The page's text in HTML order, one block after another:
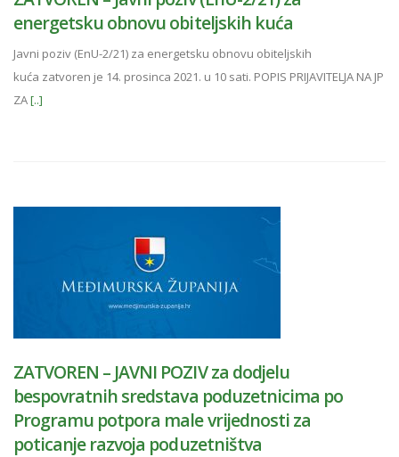
energetsku obnovu obiteljskih kuća
Javni poziv (EnU-2/21) za energetsku obnovu obiteljskih
kuća zatvoren je 14. prosinca 2021. u 10 sati. POPIS PRIJAVITELJA NA JP
ZA[..]
ZATVOREN – JAVNI POZIV za dodjelu
bespovratnih sredstava poduzetnicima po
Programu potpora male vrijednosti za
poticanje razvoja poduzetništva